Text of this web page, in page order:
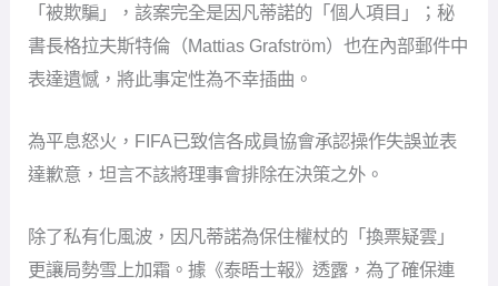
「被欺騙」，該案完全是因凡蒂諾的「個人項目」；秘
書長格拉夫斯特倫（Mattias Grafström）也在內部郵件中
表達遺憾，將此事定性為不幸插曲。
為平息怒火，FIFA已致信各成員協會承認操作失誤並表
達歉意，坦言不該將理事會排除在決策之外。
除了私有化風波，因凡蒂諾為保住權杖的「換票疑雲」
更讓局勢雪上加霜。據《泰晤士報》透露，為了確保連